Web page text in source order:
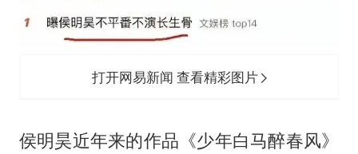
打开网易新闻 查看精彩图片
侯明昊近年来的作品《少年白马醉春风》